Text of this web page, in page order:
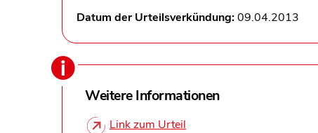
Datum der Urteilsverkündung:09.04.2013
Weitere Informationen
Link zum Urteil